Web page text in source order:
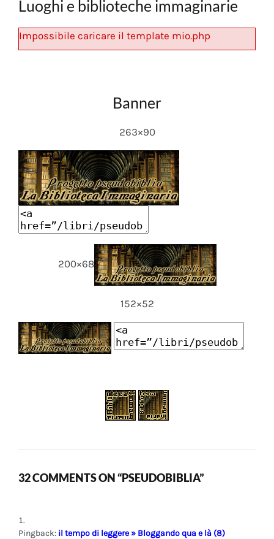
Luoghi e biblioteche immaginarie
Impossibile caricare il template mio.php
Banner
263×90
200×68
152×52
32 COMMENTS ON “PSEUDOBIBLIA”
Pingback: il tempo di leggere » Bloggando qua e là (8)